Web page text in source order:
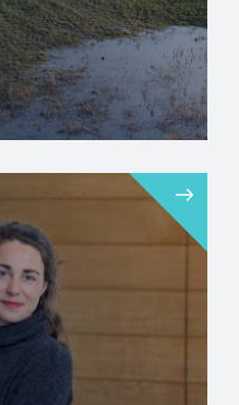
en
en mil...